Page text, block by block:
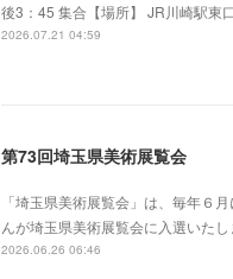
後3：45 集合【場所】 JR川崎駅東
2026.07.21 04:59
第73回埼玉県美術展覧会
「埼玉県美術展覧会」は、毎年６
んが埼玉県美術展覧会に入選いた
2026.06.26 06:46